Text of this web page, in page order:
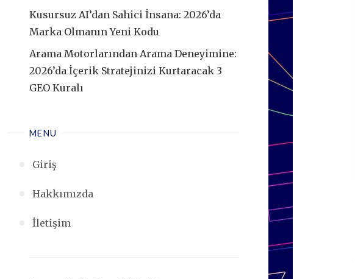
Kusursuz AI’dan Sahici İnsana: 2026’da
Marka Olmanın Yeni Kodu
Arama Motorlarından Arama Deneyimine:
2026’da İçerik Stratejinizi Kurtaracak 3
GEO Kuralı
MENU
Giriş
Hakkımızda
İletişim